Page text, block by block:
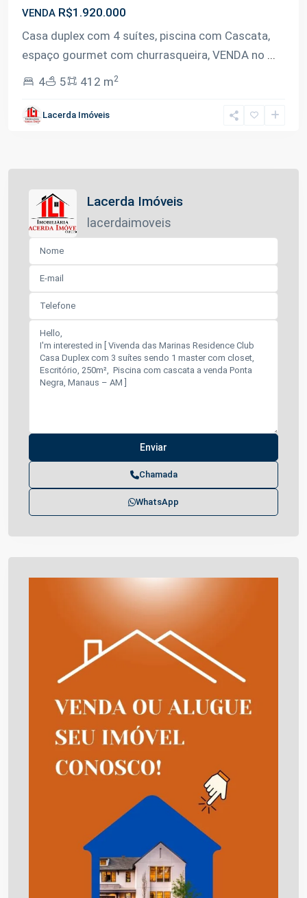
VENDA R$1.920.000
Casa duplex com 4 suítes, piscina com Cascata,
espaço gourmet com churrasqueira, VENDA no ...
4
5 412 m2
Lacerda Imóveis
Lacerda Imóveis
lacerdaimoveis
Chamada
WhatsApp